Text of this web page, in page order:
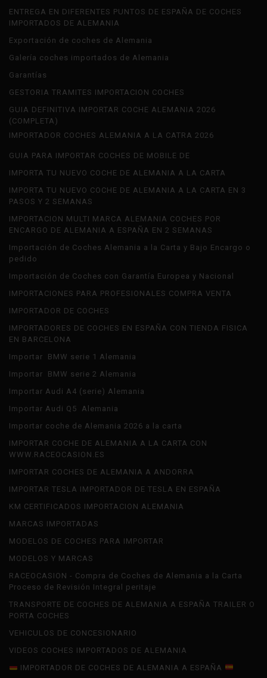
ENTREGA EN DIFERENTES PUNTOS DE ESPAÑA DE COCHES
IMPORTADOS DE ALEMANIA
Exportación de coches de Alemania
Galería coches importados de Alemania
Garantías
GESTORIA TRAMITES IMPORTACION COCHES
GUIA DEFINITIVA IMPORTAR COCHE ALEMANIA 2026
(COMPLETA)
IMPORTADOR COCHES ALEMANIA A LA CATRA 2026
GUIA PARA IMPORTAR COCHES DE MOBILE DE
IMPORTA TU NUEVO COCHE DE ALEMANIA A LA CARTA
IMPORTA TU NUEVO COCHE DE ALEMANIA A LA CARTA EN 3
PASOS Y 2 SEMANAS
IMPORTACION MULTI MARCA ALEMANIA COCHES POR
ENCARGO DE ALEMANIA A ESPAÑA EN 2 SEMANAS
Importación de Coches Alemania a la Carta y Bajo Encargo o
pedido
Importación de Coches con Garantía Europea y Nacional
IMPORTACIONES PARA PROFESIONALES COMPRA VENTA
IMPORTADOR DE COCHES
IMPORTADORES DE COCHES EN ESPAÑA CON TIENDA FISICA
EN BARCELONA
Importar BMW serie 1 Alemania
Importar BMW serie 2 Alemania
Importar Audi A4 (serie) Alemania
Importar Audi Q5 Alemania
Importar coche de Alemania 2026 a la carta
IMPORTAR COCHE DE ALEMANIA A LA CARTA CON
WWW.RACEOCASION.ES
IMPORTAR COCHES DE ALEMANIA A ANDORRA
IMPORTAR TESLA IMPORTADOR DE TESLA EN ESPAÑA
KM CERTIFICADOS IMPORTACION ALEMANIA
MARCAS IMPORTADAS
MODELOS DE COCHES PARA IMPORTAR
MODELOS Y MARCAS
RACEOCASION - Compra de Coches de Alemania a la Carta
Proceso de Revisión Integral peritaje
TRANSPORTE DE COCHES DE ALEMANIA A ESPAÑA TRAILER O
PORTA COCHES
VEHICULOS DE CONCESIONARIO
VIDEOS COCHES IMPORTADOS DE ALEMANIA
IMPORTADOR DE COCHES DE ALEMANIA A ESPAÑA